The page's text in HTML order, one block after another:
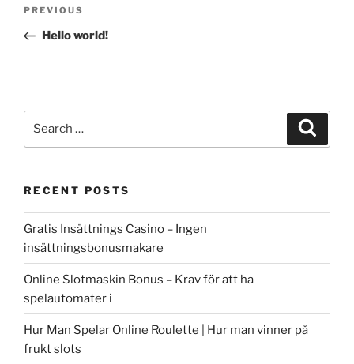
Previous
Post
PREVIOUS
Hello world!
RECENT POSTS
Gratis Insättnings Casino – Ingen
insättningsbonusmakare
Online Slotmaskin Bonus – Krav för att ha
spelautomater i
Hur Man Spelar Online Roulette | Hur man vinner på
frukt slots